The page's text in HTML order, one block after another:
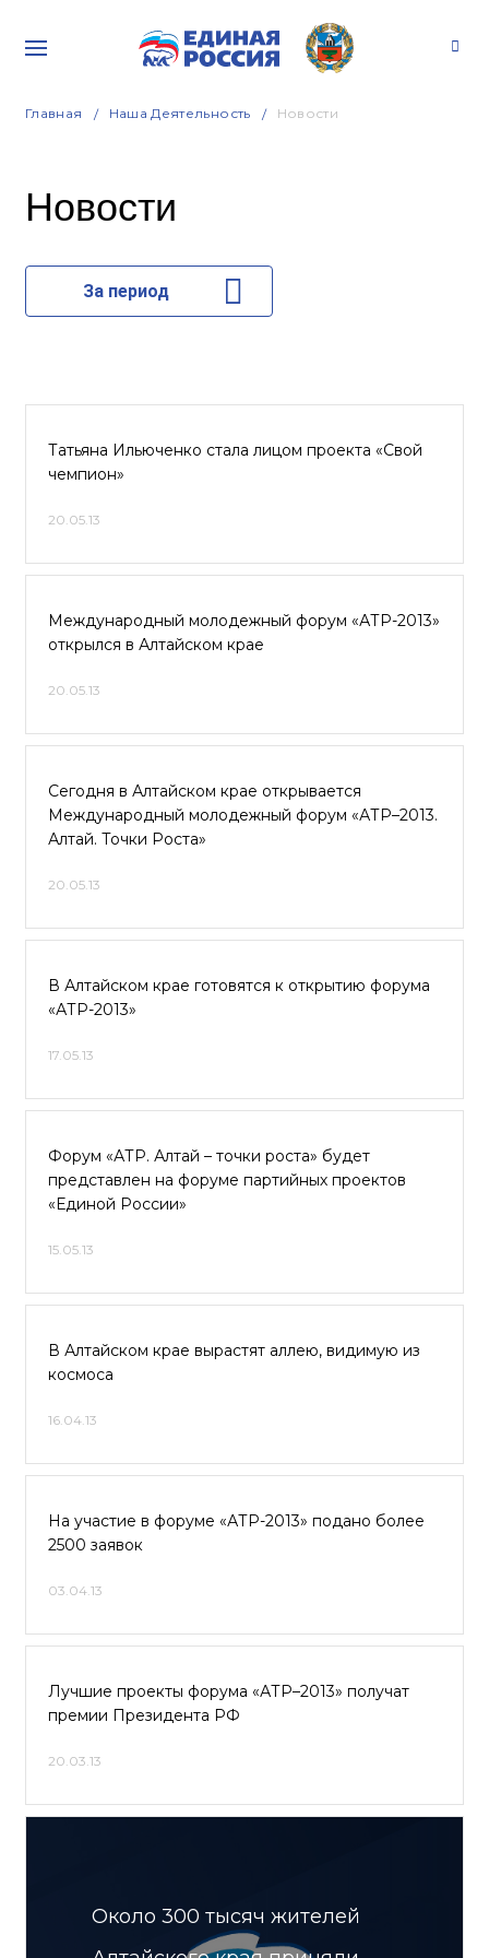
Главная Наша Деятельность Новости
Новости
За период
Татьяна Ильюченко стала лицом проекта «Свой
чемпион»
20.05.13
Международный молодежный форум «АТР-2013»
открылся в Алтайском крае
20.05.13
Сегодня в Алтайском крае открывается
Международный молодежный форум «АТР–2013.
Алтай. Точки Роста»
20.05.13
В Алтайском крае готовятся к открытию форума
«АТР-2013»
17.05.13
Форум «АТР. Алтай – точки роста» будет
представлен на форуме партийных проектов
«Единой России»
15.05.13
В Алтайском крае вырастят аллею, видимую из
космоса
16.04.13
На участие в форуме «АТР-2013» подано более
2500 заявок
03.04.13
Лучшие проекты форума «АТР–2013» получат
премии Президента РФ
20.03.13
Около 300 тысяч жителей